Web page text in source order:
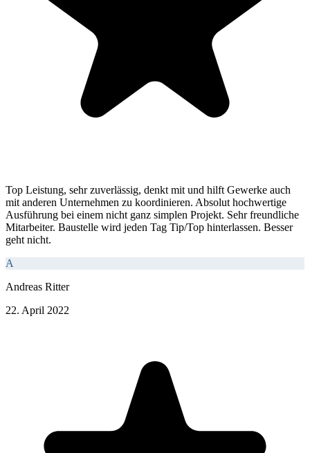
Top Leistung, sehr zuverlässig, denkt mit und hilft Gewerke auch
mit anderen Unternehmen zu koordinieren. Absolut hochwertige
Ausführung bei einem nicht ganz simplen Projekt. Sehr freundliche
Mitarbeiter. Baustelle wird jeden Tag Tip/Top hinterlassen. Besser
geht nicht.
A
Andreas Ritter
22. April 2022